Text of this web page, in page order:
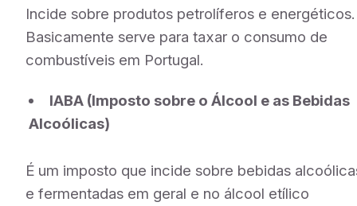
Incide sobre produtos petrolíferos e energéticos.
Basicamente serve para taxar o consumo de
combustíveis em Portugal.
IABA (Imposto sobre o Álcool e as Bebidas
Alcoólicas)
É um imposto que incide sobre bebidas
e fermentadas em geral e no álcool etílico